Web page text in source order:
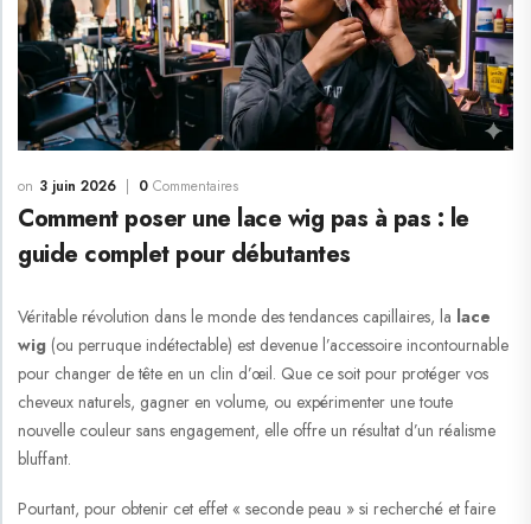
3 juin 2026 0 Commentaires
Comment poser une lace wig pas à pas : le
guide complet pour débutantes
Véritable révolution dans le monde des tendances capillaires, la lace
wig (ou perruque indétectable) est devenue l’accessoire incontournable
pour changer de tête en un clin d’œil. Que ce soit pour protéger vos
cheveux naturels, gagner en volume, ou expérimenter une toute
nouvelle couleur sans engagement, elle offre un résultat d’un réalisme
bluffant.
Pourtant, pour obtenir cet effet « seconde peau » si recherché et faire